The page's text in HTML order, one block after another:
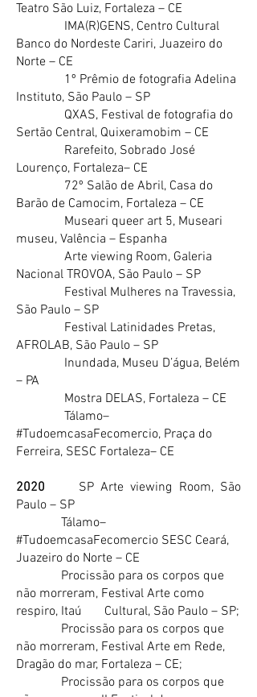
Teatro São Luiz, Fortaleza – CE
IMA(R)GENS, Centro Cultural
Banco do Nordeste Cariri, Juazeiro do
Norte – CE
1º Prêmio de fotografia Adelina
Instituto, São Paulo – SP
QXAS, Festival de fotografia do
Sertão Central, Quixeramobim – CE
Rarefeito, Sobrado José
Lourenço, Fortaleza– CE
72º Salão de Abril, Casa do
Barão de Camocim, Fortaleza – CE
Museari queer art 5, Museari
museu, Valência – Espanha
Arte viewing Room, Galeria
Nacional TROVOA, São Paulo – SP
Festival Mulheres na Travessia,
São Paulo – SP
Festival Latinidades Pretas,
AFROLAB, São Paulo – SP
Inundada, Museu D’água, Belém
– PA
Mostra DELAS, Fortaleza – CE
Tálamo–
#TudoemcasaFecomercio, Praça do
Ferreira, SESC Fortaleza– CE
2020 SP Arte viewing Room, São
Paulo – SP
Tálamo–
#TudoemcasaFecomercio SESC Ceará,
Juazeiro do Norte – CE
Procissão para os corpos que
não morreram, Festival Arte como
respiro, Itaú Cultural, São Paulo – SP;
Procissão para os corpos que
não morreram, Festival Arte em Rede,
Dragão do mar, Fortaleza – CE;
Procissão para os corpos que